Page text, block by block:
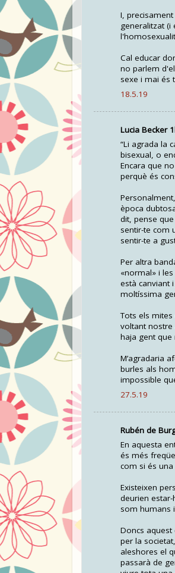
I,
generalitzat (i
Cal educar
no parlem
sexe i mai és
18.5.19
Lucia Becker
“Li agrada la
bisexual, o
Encara que
perquè és
època
dit, pense
sentir-te com
sentir-te a
Per altra
«normal» i
està canviant
moltíssima
Tots els
voltant nostre
haja gent que
M’agradaria
burles als
impossible
27.5.19
Rubén de
En aquesta
és més
com si és
Existeixen
deurien
som humans
Doncs
per la
aleshores el
passarà de